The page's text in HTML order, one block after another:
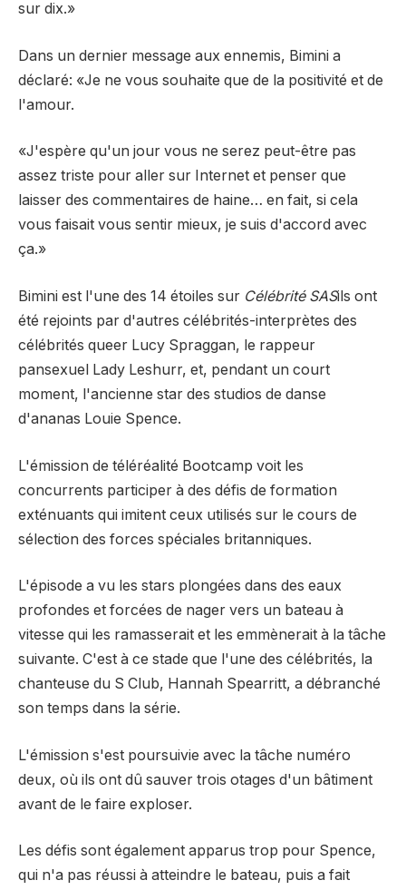
sur dix.»
Dans un dernier message aux ennemis, Bimini a
déclaré: «Je ne vous souhaite que de la positivité et de
l'amour.
«J'espère qu'un jour vous ne serez peut-être pas
assez triste pour aller sur Internet et penser que
laisser des commentaires de haine… en fait, si cela
vous faisait vous sentir mieux, je suis d'accord avec
ça.»
Bimini est l'une des 14 étoiles sur Célébrité SASils ont
été rejoints par d'autres célébrités-interprètes des
célébrités queer Lucy Spraggan, le rappeur
pansexuel Lady Leshurr, et, pendant un court
moment, l'ancienne star des studios de danse
d'ananas Louie Spence.
L'émission de téléréalité Bootcamp voit les
concurrents participer à des défis de formation
exténuants qui imitent ceux utilisés sur le cours de
sélection des forces spéciales britanniques.
L'épisode a vu les stars plongées dans des eaux
profondes et forcées de nager vers un bateau à
vitesse qui les ramasserait et les emmènerait à la tâche
suivante. C'est à ce stade que l'une des célébrités, la
chanteuse du S Club, Hannah Spearritt, a débranché
son temps dans la série.
L'émission s'est poursuivie avec la tâche numéro
deux, où ils ont dû sauver trois otages d'un bâtiment
avant de le faire exploser.
Les défis sont également apparus trop pour Spence,
qui n'a pas réussi à atteindre le bateau, puis a fait